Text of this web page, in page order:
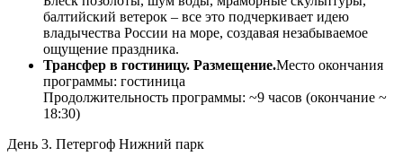
балтийский ветерок – все это подчеркивает идею
владычества России на море, создавая незабываемое
ощущение праздника.
Трансфер в гостиницу. Размещение.Место окончания
программы: гостиница
Продолжительность программы: ~9 часов (окончание ~
18:30)
День 3. Петергоф Нижний парк